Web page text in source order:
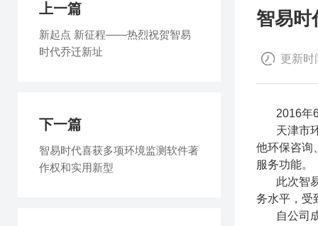
智易时
更新时
2016年6
天津市环
他环保咨询
服务功能。
此次智易
务水平，受
自公司成
上一篇
新起点 新征程——热烈祝贺智易
时代乔迁新址
下一篇
智易时代喜获多项环境监测软件著
作权和实用新型